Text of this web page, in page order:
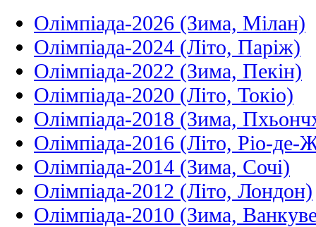
Олімпіада-2026 (Зима, Мілан)
Олімпіада-2024 (Літо, Паріж)
Олімпіада-2022 (Зима, Пекін)
Олімпіада-2020 (Літо, Токіо)
Олімпіада-2018 (Зима,
Олімпіада-2016 (Літо, Ріо-де-
Олімпіада-2014 (Зима, Сочі)
Олімпіада-2012 (Літо, Лондон)
Олімпіада-2010 (Зима,